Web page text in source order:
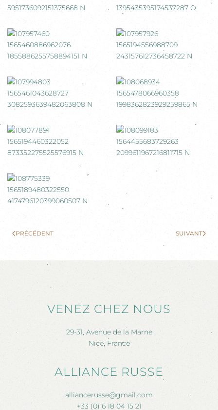
PRÉCÉDENT SUIVANT
VENEZ CHEZ NOUS
29-31, Avenue de la Marne
Nice, France
ALLIANCE RUSSE
alliancerusse@gmail.com
+33 (0) 6 18 04 15 21